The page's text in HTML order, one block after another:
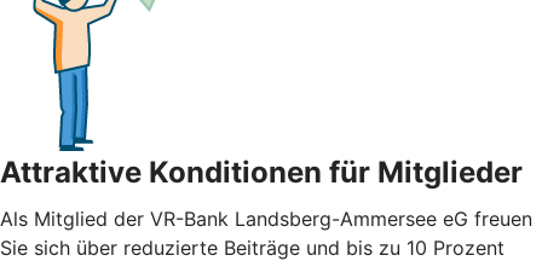
Attraktive Konditionen für Mitglieder
Als Mitglied der VR-Bank Landsberg-Ammersee eG freuen
Sie sich über reduzierte Beiträge und bis zu 10 Prozent